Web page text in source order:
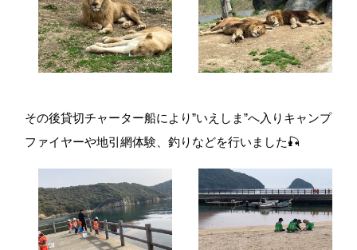
その後貸切チャーター船により”いえしま”へ入りキャンプ
ファイヤーや地引網体験、釣りなどを行いました🎣